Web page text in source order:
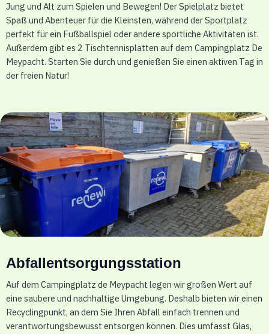
Jung und Alt zum Spielen und Bewegen! Der Spielplatz bietet
Spaß und Abenteuer für die Kleinsten, während der Sportplatz
perfekt für ein Fußballspiel oder andere sportliche Aktivitäten ist.
Außerdem gibt es 2 Tischtennisplatten auf dem Campingplatz De
Meypacht. Starten Sie durch und genießen Sie einen aktiven Tag in
der freien Natur!
Abfallentsorgungsstation
Auf dem Campingplatz de Meypacht legen wir großen Wert auf
eine saubere und nachhaltige Umgebung. Deshalb bieten wir einen
Recyclingpunkt, an dem Sie Ihren Abfall einfach trennen und
verantwortungsbewusst entsorgen können. Dies umfasst Glas,